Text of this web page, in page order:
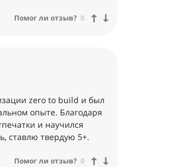
Помог ли отзыв? 0
zero to build и был
опыте. Благодаря
и научился
ставлю твердую 5+.
Помог ли отзыв? 0